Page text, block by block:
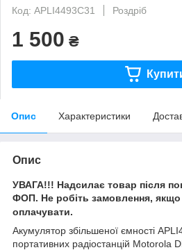
Код: APLI4493C31
Роздріб
1 500 ₴
Опис Характеристики
Опис
УВАГА!!! Надсилає товар після
ФОП. Не робіть замовлення, якщо
оплачувати.
Акумулятор збільшеної ємності
портативних радіостанцій Motorola